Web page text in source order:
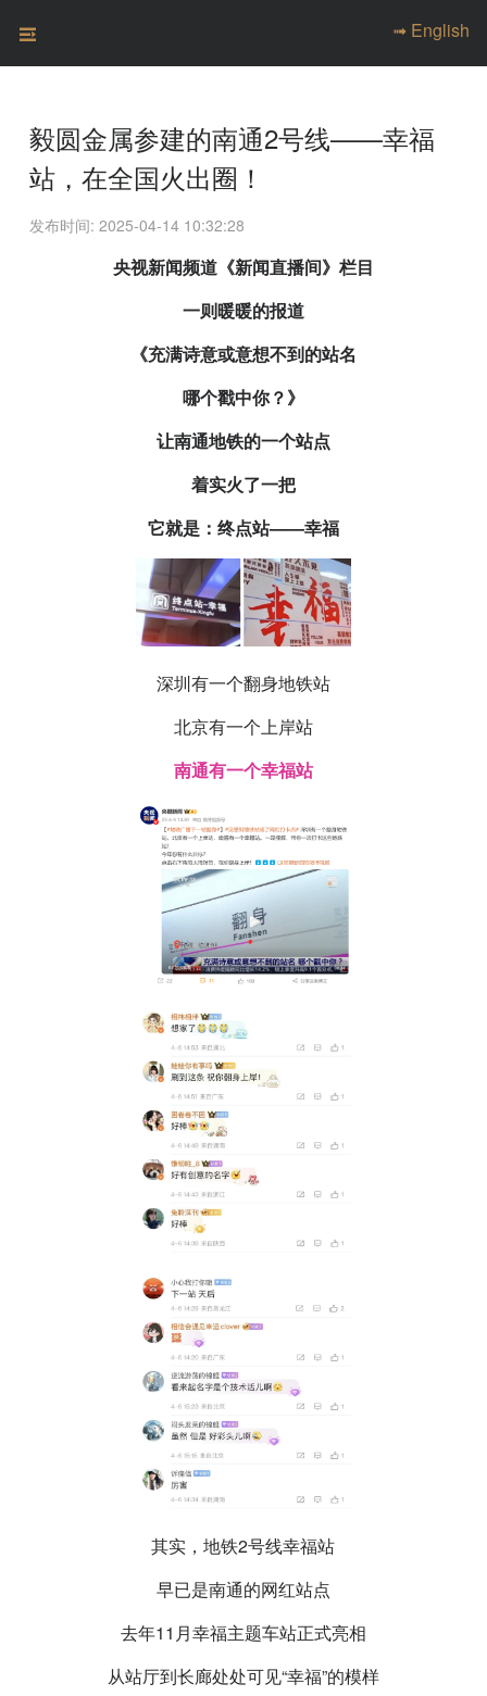
➟ English
毅圆金属参建的南通2号线——幸福
站，在全国火出圈！
发布时间: 2025-04-14 10:32:28
央视新闻频道《新闻直播间》栏目
一则暖暖的报道
《充满诗意或意想不到的站名
哪个戳中你？》
让南通地铁的一个站点
着实火了一把
它就是：终点站——幸福
深圳有一个翻身地铁站
北京有一个上岸站
南通有一个幸福站
其实，地铁2号线幸福站
早已是南通的网红站点
去年11月幸福主题车站正式亮相
从站厅到长廊处处可见“幸福”的模样